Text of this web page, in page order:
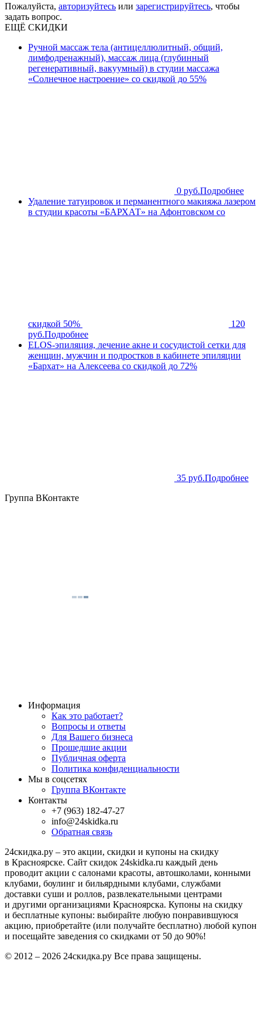
Пожалуйста, авторизуйтесь или зарегистрируйтесь, чтобы
задать вопрос.
ЕЩЁ СКИДКИ
Ручной массаж тела (антицеллюлитный, общий,
лимфодренажный), массаж лица (глубинный
регенеративный, вакуумный) в студии массажа
«Солнечное настроение» со скидкой до 55%
0 руб.Подробнее
Удаление татуировок и перманентного макияжа лазером
в студии красоты «БАРХАТ» на Афонтовском со
скидкой 50%
120
руб.Подробнее
ELOS-эпиляция, лечение акне и сосудистой сетки для
женщин, мужчин и подростков в кабинете эпиляции
«Бархат» на Алексеева со скидкой до 72%
35 руб.Подробнее
Группа ВКонтакте
Информация
Как это работает?
Вопросы и ответы
Для Вашего бизнеса
Прошедшие акции
Публичная оферта
Политика конфиденциальности
Мы в соцсетях
Группа ВКонтакте
Контакты
+7 (963) 182-47-27
info@24skidka.ru
Обратная связь
24скидка.ру – это акции, скидки и купоны на скидку
в Красноярске. Сайт скидок 24skidka.ru каждый день
проводит акции с салонами красоты, автошколами, конными
клубами, боулинг и бильярдными клубами, службами
доставки суши и роллов, развлекательными центрами
и другими организациями Красноярска. Купоны на скидку
и бесплатные купоны: выбирайте любую понравившуюся
акцию, приобретайте (или получайте бесплатно) любой купон
и посещайте заведения со скидками от 50 до 90%!
© 2012 – 2026 24скидка.ру Все права защищены.